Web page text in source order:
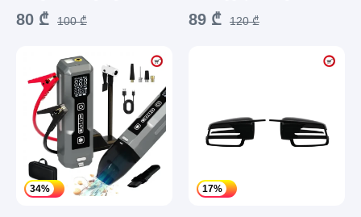
80 ₾ 100 ₾ 89 ₾ 120 ₾
34% 17%